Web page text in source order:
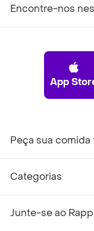
Encontre-nos
App
Peça sua
Categorias
Junte-se ao